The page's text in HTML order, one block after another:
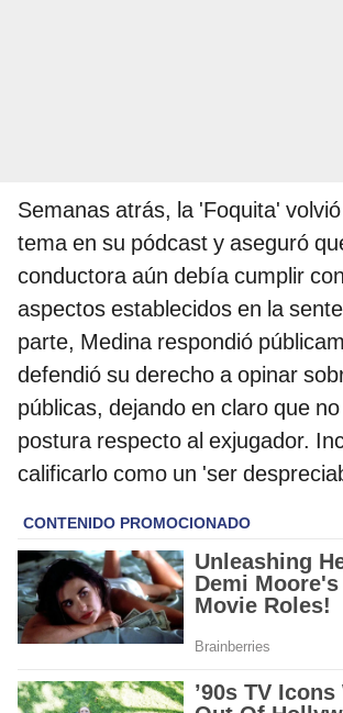
Semanas atrás, la 'Foquita'
tema en su pódcast y aseguró
conductora aún debía cumplir
aspectos establecidos en la
parte, Medina respondió
defendió su derecho a opinar
públicas, dejando en claro que
postura respecto al exjugador.
calificarlo como un 'ser